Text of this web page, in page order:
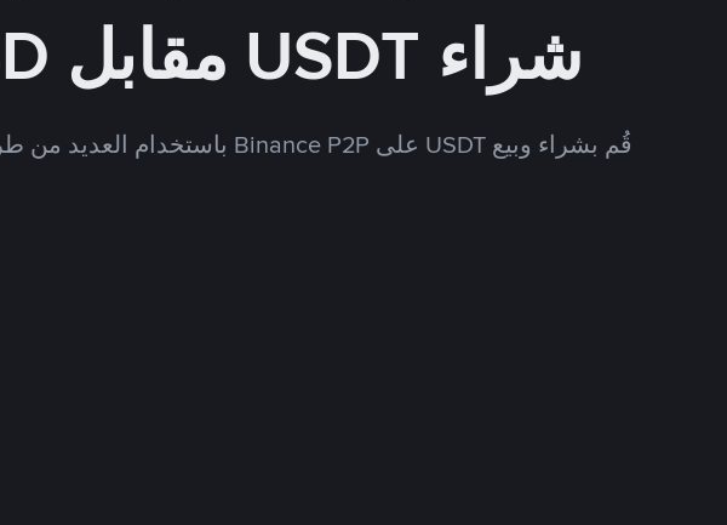
شراء USDT مقابل USD
قُم بشراء وبيع USDT على Binance P2P باستخدام العديد من طرق الدفع